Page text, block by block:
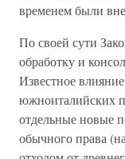
временем были
По своей сути
обработку и
Известное
южноиталийских
отдельные новые
обычного права